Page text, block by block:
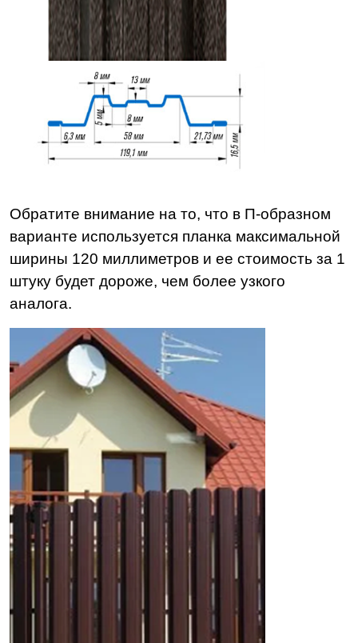
Обратите внимание на то, что в П-образном
варианте используется планка максимальной
ширины 120 миллиметров и ее стоимость за 1
штуку будет дороже, чем более узкого
аналога.